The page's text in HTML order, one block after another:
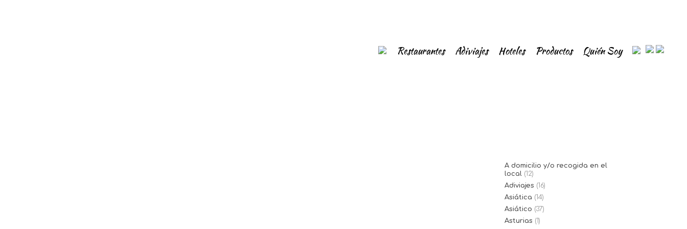
Restaurantes Adiviajes Hoteles Productos Quién Soy
A domicilio y/o recogida en el
local (12)
Adiviajes (16)
Asiática (14)
Asiático (37)
Asturias (1)